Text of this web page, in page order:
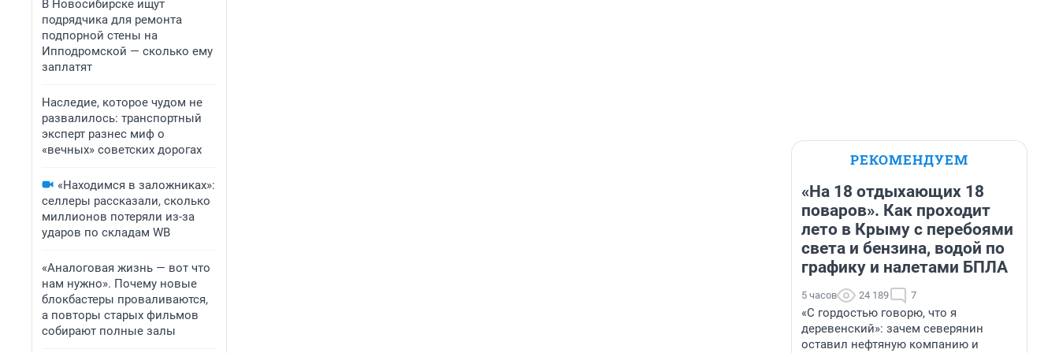
В Новосибирске ищут
подрядчика для ремонта
подпорной стены на
Ипподромской — сколько ему
заплатят
Наследие, которое чудом не
развалилось: транспортный
эксперт разнес миф о
«вечных» советских дорогах
«Находимся в заложниках»:
селлеры рассказали, сколько
миллионов потеряли из-за
ударов по складам WB
«Аналоговая жизнь — вот что
нам нужно». Почему новые
блокбастеры проваливаются,
а повторы старых фильмов
собирают полные залы
РЕКОМЕНДУЕМ
«На 18 отдыхающих 18
поваров». Как проходит
лето в Крыму с перебоями
света и бензина, водой по
графику и налетами БПЛА
5 часов 24 189 7
«С гордостью говорю, что я
деревенский»: зачем северянин
оставил нефтяную компанию и